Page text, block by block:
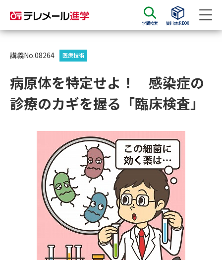
学問検索 資料請求BOX
資料請求
大学・短大の資料種類から請求
総合型選抜・学校推薦型選抜 募
大学入学共通テスト利用選抜の
募集要項＆願書
大学・短大以外の資料から請求
専門学校の資料請求 大学院の資料請求
留学・進学関連、塾・予備校
大学入学共通テスト「受験案
内」の請求
講義No.08264 医療技術
病原体を特定せよ！ 感染症の
診療のカギを握る「臨床検査」